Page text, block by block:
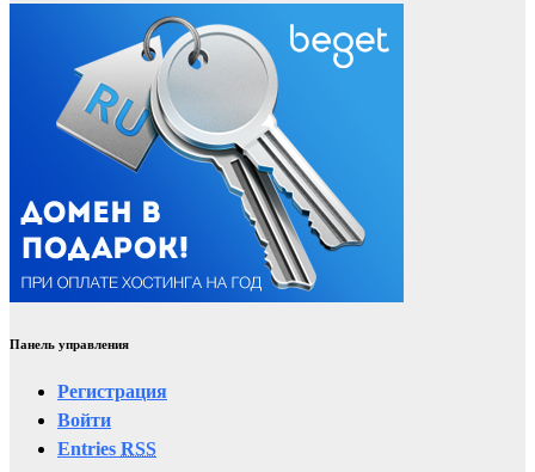
Панель управления
Регистрация
Войти
Entries RSS